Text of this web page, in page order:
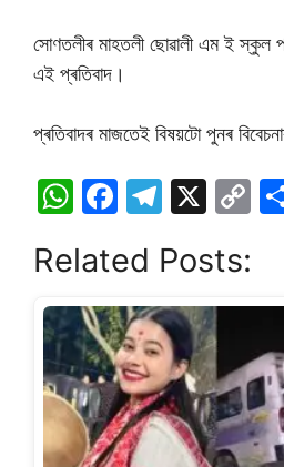
সোণতলীৰ মাহতলী ছোৱালী এম ই স্কুল
এই প্ৰতিবাদ।
প্ৰতিবাদৰ মাজতেই বিষয়টো পুনৰ
W
at
s
A
p
p
F
c
e
b
o
o
k
T
e
gr
a
m
X
C
y
n
k
Related Posts: